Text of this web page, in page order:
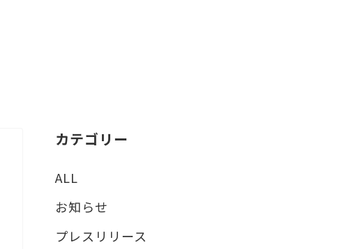
カテゴリー
ALL
お知らせ
プレスリリース